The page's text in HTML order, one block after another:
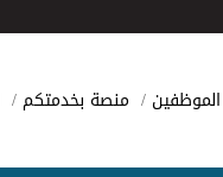
الموظفين منصة بخدمتكم